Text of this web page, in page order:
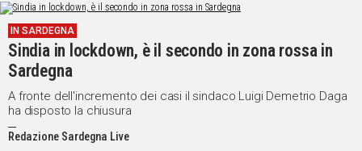
IN SARDEGNA
Sindia in lockdown, è il secondo in zona rossa in
Sardegna
A fronte dell'incremento dei casi il sindaco Luigi Demetrio Daga
ha disposto la chiusura
Redazione Sardegna Live